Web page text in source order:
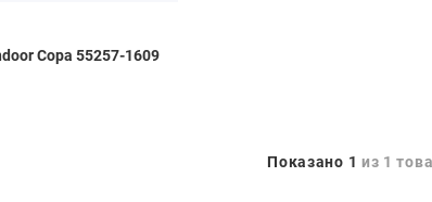
Copa 55257-1609
Показано 1 из 1